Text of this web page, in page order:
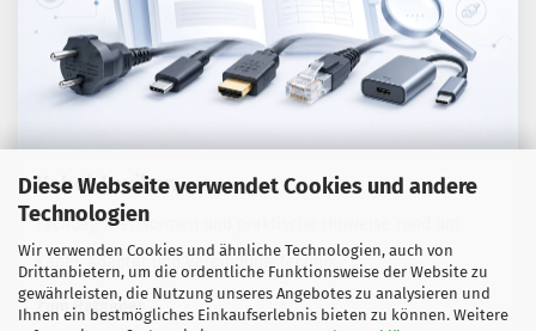
Diese Webseite verwendet Cookies und andere
Technologien
Wir verwenden Cookies und ähnliche Technologien, auch von
Drittanbietern, um die ordentliche Funktionsweise der Website zu
gewährleisten, die Nutzung unseres Angebotes zu analysieren und
Ihnen ein bestmögliches Einkaufserlebnis bieten zu können. Weitere
Kabel-Lexikon
Fachbegriffe, Normen und praktische Hinweise rund um
Kabel, Adapter und Verbindungstechnik.
Zum Ratgeber